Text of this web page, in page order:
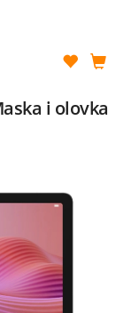
i olovka